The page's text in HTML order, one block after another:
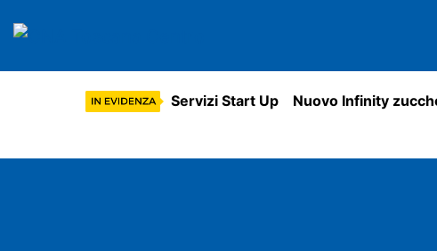
Servizi Start Up Nuovo Infinity